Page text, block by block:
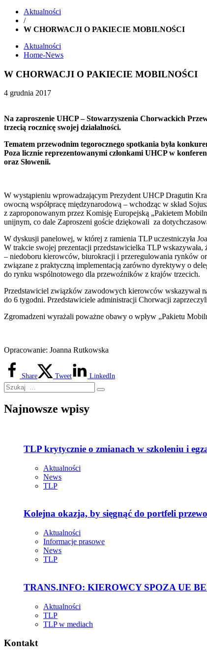
Aktualności
/
W CHORWACJI O PAKIECIE MOBILNOŚCI
Aktualności
Home-News
W CHORWACJI O PAKIECIE MOBILNOŚCI
4 grudnia 2017
Na zaproszenie UHCP – Stowarzyszenia Chorwackich
trzecią rocznicę swojej działalności.
Tematem przewodnim tegorocznego spotkania była
Poza licznie reprezentowanymi członkami UHCP w
oraz Słowenii.
W wystąpieniu wprowadzającym Prezydent UHCP Dragutin
owocną współpracę międzynarodową – wchodząc w skład
z zaproponowanym przez Komisję Europejską „Pakietem
unijnym, co dale Zaproszeni goście dziękowali za
W dyskusji panelowej, w której z ramienia TLP uczestniczyła
W trakcie swojej prezentacji przedstawicielka TLP
– niedoboru kierowców, biurokracji i przeregulowania rynków
związane z praktyczną implementacją zarówno dyrektywy o
do rynku wspólnotowego dla przewoźników z krajów trzecich.
Przedstawiciel związków zawodowych kierowców wskazywał
do 6 tygodni. Przedstawiciele administracji Chorwacji
Zgromadzeni wyrażali poważne obawy o wpływ „Pakietu
Opracowanie: Joanna Rutkowska
Share Tweet LinkedIn
Najnowsze wpisy
TLP krytycznie o zmianach w szkoleniu i
Aktualności
News
TLP
Kolejna okazja, by sięgnąć do portfeli
Aktualności
Informacje prasowe
News
TLP
TRANS.INFO: KIEROWCY SPOZA UE
Aktualności
TLP
TLP w mediach
Kontakt